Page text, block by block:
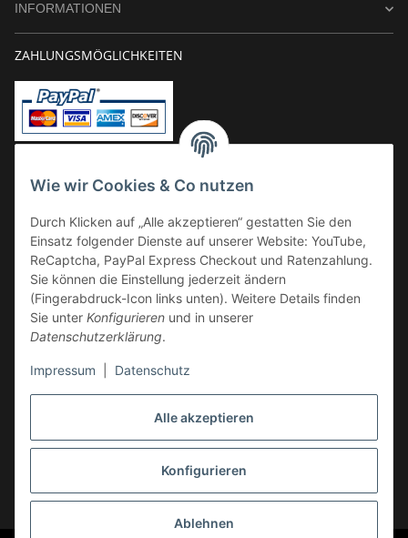
Alle akzeptieren
Konfigurieren
Ablehnen
Wie wir Cookies & Co nutzen
Durch Klicken auf „Alle akzeptieren“ gestatten Sie den
Einsatz folgender Dienste auf unserer Website: YouTube,
ReCaptcha, PayPal Express Checkout und Ratenzahlung.
Sie können die Einstellung jederzeit ändern
(Fingerabdruck-Icon links unten). Weitere Details finden
Sie unter Konfigurieren und in unserer
Datenschutzerklärung.
Impressum Datenschutz
INFORMATIONEN
ZAHLUNGSMÖGLICHKEITEN
Kauf auf Rechnung
VERSAND
Vertrag widerrufen